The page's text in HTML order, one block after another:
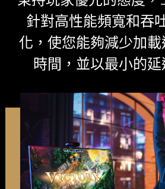
針對高性能頻寬和吞
化，使您能夠減少加
時間，並以最小的延